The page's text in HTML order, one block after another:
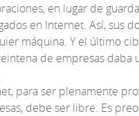
en lugar de
en Internet. Así, sus
máquina. Y el último
de empresas daba
para ser plenamente
debe ser libre. Es